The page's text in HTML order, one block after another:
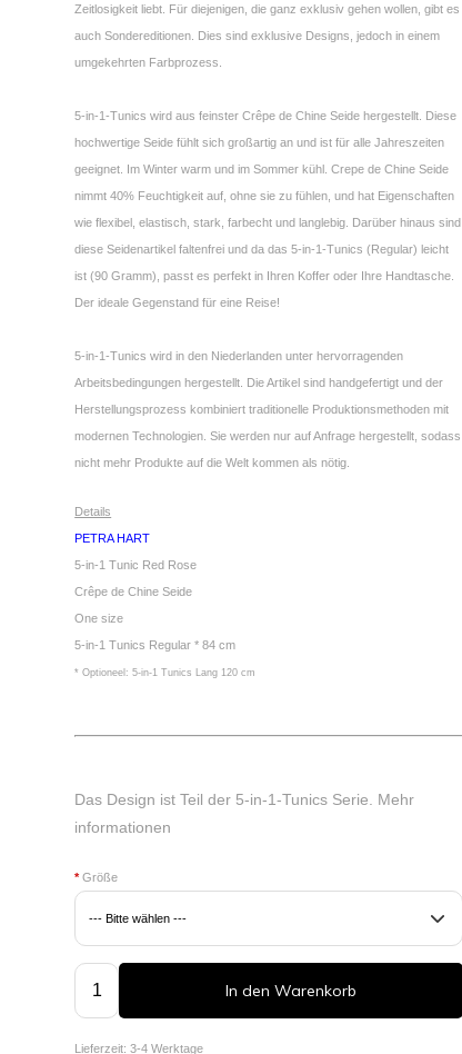
Zeitlosigkeit liebt. Für diejenigen, die ganz exklusiv gehen wollen, gibt es
auch Sondereditionen. Dies sind exklusive Designs, jedoch in einem
umgekehrten Farbprozess.
5-in-1-Tunics wird aus feinster Crêpe de Chine Seide hergestellt. Diese
hochwertige Seide fühlt sich großartig an und ist für alle Jahreszeiten
geeignet. Im Winter warm und im Sommer kühl. Crepe de Chine Seide
nimmt 40% Feuchtigkeit auf, ohne sie zu fühlen, und hat Eigenschaften
wie flexibel, elastisch, stark, farbecht und langlebig. Darüber hinaus sind
diese Seidenartikel faltenfrei und da das 5-in-1-Tunics (Regular) leicht
ist (90 Gramm), passt es perfekt in Ihren Koffer oder Ihre Handtasche.
Der ideale Gegenstand für eine Reise!
5-in-1-Tunics wird in den Niederlanden unter hervorragenden
Arbeitsbedingungen hergestellt. Die Artikel sind handgefertigt und der
Herstellungsprozess kombiniert traditionelle Produktionsmethoden mit
modernen Technologien. Sie werden nur auf Anfrage hergestellt, sodass
nicht mehr Produkte auf die Welt kommen als nötig.
Details
PETRA HART
5-in-1 Tunic Red Rose
Crêpe de Chine Seide
One size
5-in-1 Tunics Regular * 84 cm
* Optioneel: 5-in-1 Tunics Lang 120 cm
Das Design ist Teil der 5-in-1-Tunics Serie. Mehr
informationen
*Größe
In den Warenkorb
Lieferzeit: 3-4 Werktage